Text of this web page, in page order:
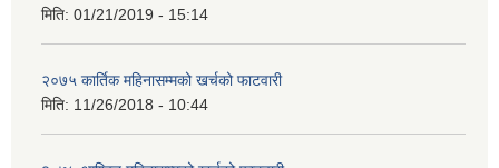
मिति: 01/21/2019 - 15:14
२०७५ कार्तिक महिनासम्मको खर्चको फाटवारी
मिति: 11/26/2018 - 10:44